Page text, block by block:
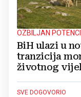
OZBILJAN
BiH ulazi u
tranzicija
životnog
SVE DOGOVORIO